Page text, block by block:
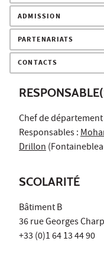
ADMISSION
PARTENARIATS
CONTACTS
Chef de
Responsables :
Drillon
SCOLARITÉ
Bâtiment B
36 rue Georges
+33 (0)1 64 13 44 90